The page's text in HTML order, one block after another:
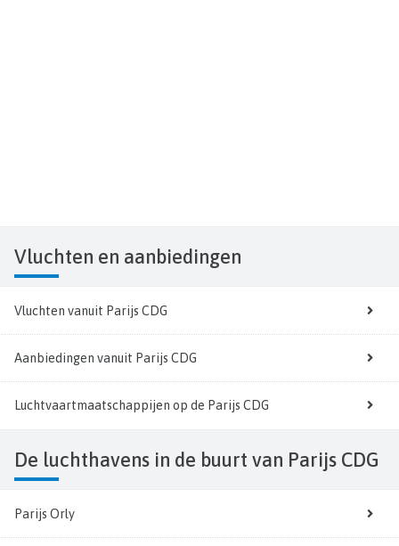
Vluchten en aanbiedingen
Vluchten vanuit Parijs CDG
Aanbiedingen vanuit Parijs CDG
Luchtvaartmaatschappijen op de Parijs CDG
De luchthavens in de buurt van Parijs CDG
Parijs Orly